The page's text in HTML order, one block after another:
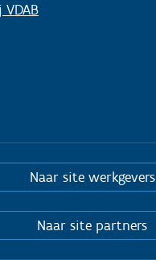
Naar site werkgevers
Naar site partners